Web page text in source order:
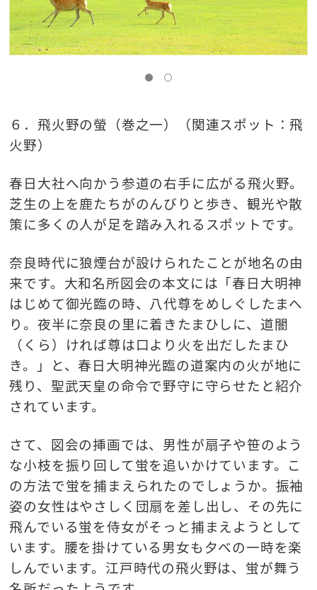
６．飛火野の螢（巻之一）（関連スポット：飛
火野）
春日大社へ向かう参道の右手に広がる飛火野。
芝生の上を鹿たちがのんびりと歩き、観光や散
策に多くの人が足を踏み入れるスポットです。
奈良時代に狼煙台が設けられたことが地名の由
来です。大和名所図会の本文には「春日大明神
はじめて御光臨の時、八代尊をめしぐしたまへ
り。夜半に奈良の里に着きたまひしに、道闇
（くら）ければ尊は口より火を出だしたまひ
き。」と、春日大明神光臨の道案内の火が地に
残り、聖武天皇の命令で野守に守らせたと紹介
されています。
さて、図会の挿画では、男性が扇子や笹のよう
な小枝を振り回して蛍を追いかけています。こ
の方法で蛍を捕まえられたのでしょうか。振袖
姿の女性はやさしく団扇を差し出し、その先に
飛んでいる蛍を侍女がそっと捕まえようとして
います。腰を掛けている男女も夕べの一時を楽
しんでいます。江戸時代の飛火野は、蛍が舞う